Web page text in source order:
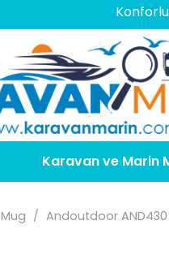
Konforlu Ve
Karavan ve Marin
Mug / Andoutdoor AND430